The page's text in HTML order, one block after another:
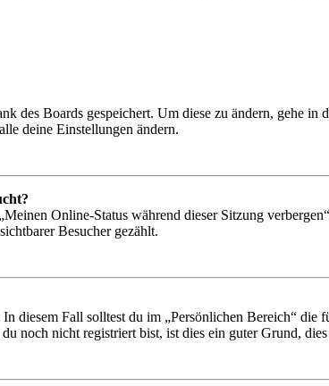
des Boards gespeichert. Um diese zu ändern, gehe
deine Einstellungen ändern.
Online-Status während dieser Sitzung
Besucher gezählt.
diesem Fall solltest du im „Persönlichen Bereich“
noch nicht registriert bist, ist dies ein guter Grund,